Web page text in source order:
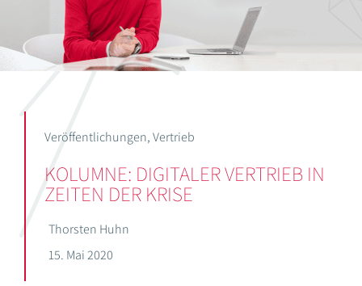
Veröffentlichungen,Vertrieb
KOLUMNE: DIGITALER VERTRIEB IN
ZEITEN DER KRISE
Thorsten Huhn
15. Mai 2020